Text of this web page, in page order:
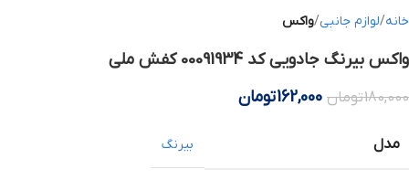
خانه لوازم جانبی واکس
واکس بیرنگ جادویی کد 00091934 کفش ملی
180,000تومان 162,000تومان
مدل بیرنگ